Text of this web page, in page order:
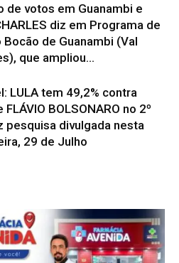
de votos em Guanambi e
diz em Programa de
Bocão de Guanambi (Val
que ampliou...
LULA tem 49,2% contra
FLÁVIO BOLSONARO no 2º
pesquisa divulgada nesta
29 de Julho